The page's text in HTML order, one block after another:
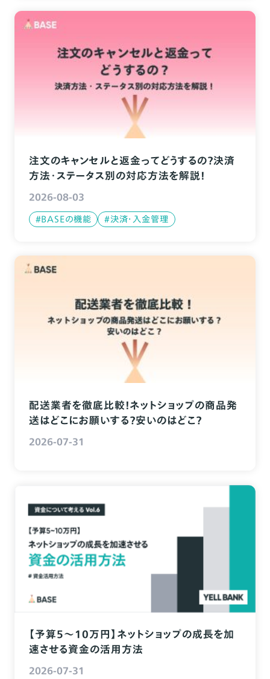
注文のキャンセルと返金ってどうするの？決済
方法・ステータス別の対応方法を解説！
2026-08-03
#BASEの機能 #決済・入金管理
配送業者を徹底比較！ネットショップの商品発
送はどこにお願いする？安いのはどこ？
2026-07-31
【予算5〜10万円】ネットショップの成長を加
速させる資金の活用方法
2026-07-31